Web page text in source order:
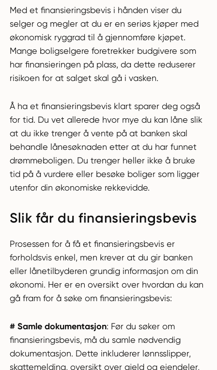
Med et finansieringsbevis i hånden viser du
selger og megler at du er en seriøs kjøper med
økonomisk ryggrad til å gjennomføre kjøpet.
Mange boligselgere foretrekker budgivere som
har finansieringen på plass, da dette reduserer
risikoen for at salget skal gå i vasken.
Å ha et finansieringsbevis klart sparer deg også
for tid. Du vet allerede hvor mye du kan låne slik
at du ikke trenger å vente på at banken skal
behandle lånesøknaden etter at du har funnet
drømmeboligen. Du trenger heller ikke å bruke
tid på å vurdere eller besøke boliger som ligger
utenfor din økonomiske rekkevidde.
Slik får du finansieringsbevis
Prosessen for å få et finansieringsbevis er
forholdsvis enkel, men krever at du gir banken
eller lånetilbyderen grundig informasjon om din
økonomi. Her er en oversikt over hvordan du kan
gå fram for å søke om finansieringsbevis:
# Samle dokumentasjon: Før du søker om
finansieringsbevis, må du samle nødvendig
dokumentasjon. Dette inkluderer lønnsslipper,
skattemelding, oversikt over gjeld og eiendeler,